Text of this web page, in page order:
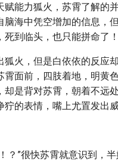
赋能力狐火，苏霄了解的
脑海中凭空增加的信息，
死到临头，也只能拼命了！
狐火，但是白依依的反应
霄面前，四肢着地，明黄
却是背对苏霄，朝着不远
狞的表情，嘴上尤置发出
？”很快苏霄就意识到，